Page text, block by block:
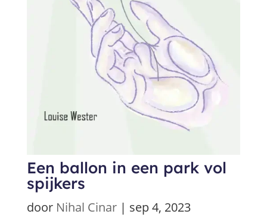
Een ballon in een park vol
spijkers
door Nihal Cinar| sep 4, 2023